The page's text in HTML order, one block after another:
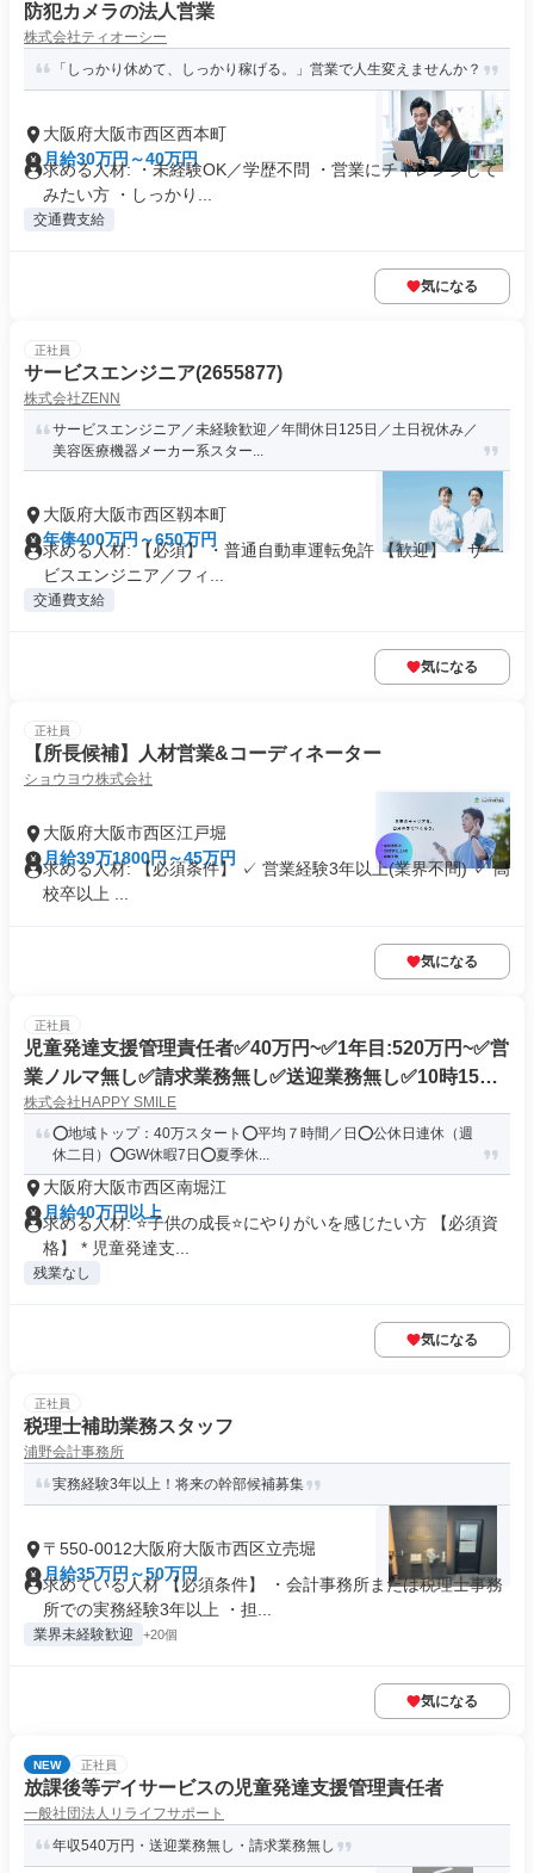
防犯カメラの法人営業
株式会社ティオーシー
「しっかり休めて、しっかり稼げる。」営業で人生変えませんか？
大阪府大阪市西区西本町
月給30万円～40万円
求める人材: ・未経験OK／学歴不問 ・営業にチャレンジして
みたい方 ・しっかり...
交通費支給
気になる
正社員
サービスエンジニア(2655877)
株式会社ZENN
サービスエンジニア／未経験歓迎／年間休日125日／土日祝休み／
美容医療機器メーカー系スター...
大阪府大阪市西区靱本町
年俸400万円～650万円
求める人材: 【必須】 ・普通自動車運転免許 【歓迎】 ・サー
ビスエンジニア／フィ...
交通費支給
気になる
正社員
【所長候補】人材営業&コーディネーター
ショウヨウ株式会社
大阪府大阪市西区江戸堀
月給39万1800円～45万円
求める人材: 【必須条件】 ✓ 営業経験3年以上(業界不問) ✓ 高
校卒以上 ...
気になる
正社員
児童発達支援管理責任者✅40万円~✅1年目:520万円~✅営
業ノルマ無し✅請求業務無し✅送迎業務無し✅10時15分~
18時15分✅長期休暇(GW7日夏8日冬9日)✅児童発達支
援・放課後等デイサｰビス
株式会社HAPPY SMILE
⭕地域トップ：40万スタート⭕平均７時間／日⭕公休日連休（週
休二日）⭕GW休暇7日⭕夏季休...
大阪府大阪市西区南堀江
月給40万円以上
求める人材: ⭐子供の成長⭐にやりがいを感じたい方 【必須資
格】 * 児童発達支...
残業なし
気になる
正社員
税理士補助業務スタッフ
浦野会計事務所
実務経験3年以上！将来の幹部候補募集
〒550-0012大阪府大阪市西区立売堀
月給35万円～50万円
求めている人材 【必須条件】 ・会計事務所または税理士事務
所での実務経験3年以上 ・担...
業界未経験歓迎 +20個
気になる
NEW 正社員
放課後等デイサービスの児童発達支援管理責任者
一般社団法人リライフサポート
年収540万円・送迎業務無し・請求業務無し